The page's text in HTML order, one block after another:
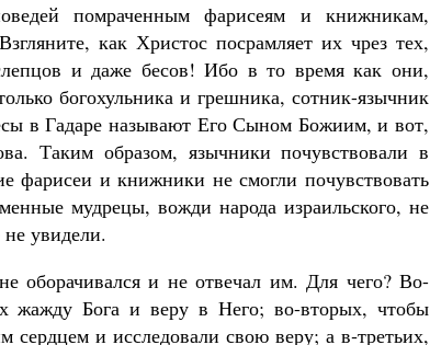
помраченным фарисеям и книжникам,
как Христос посрамляет их чрез тех,
и даже бесов! Ибо в то время как они,
богохульника и грешника, сотник-язычник
в Гадаре называют Его Сыном Божиим, и вот,
Таким образом, язычники почувствовали в
фарисеи и книжники не смогли почувствовать
мудрецы, вожди народа израильского, не
увидели.
оборачивался и не отвечал им. Для чего? Во-
жажду Бога и веру в Него; во-вторых, чтобы
и исследовали свою веру; а в‑третьих,